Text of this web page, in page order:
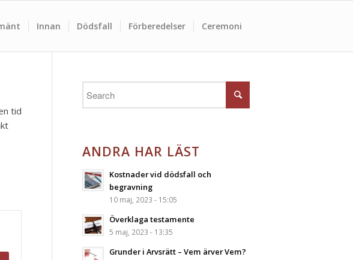
Innan Dödsfall Förberedelser Ceremoni
tid
ANDRA HAR LÄST
Kostnader vid dödsfall och
begravning
10 maj, 2023 - 15:05
Överklaga testamente
5 maj, 2023 - 13:35
Grunder i Arvsrätt – Vem ärver Vem?